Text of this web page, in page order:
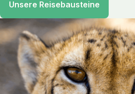
Unsere Reisebausteine